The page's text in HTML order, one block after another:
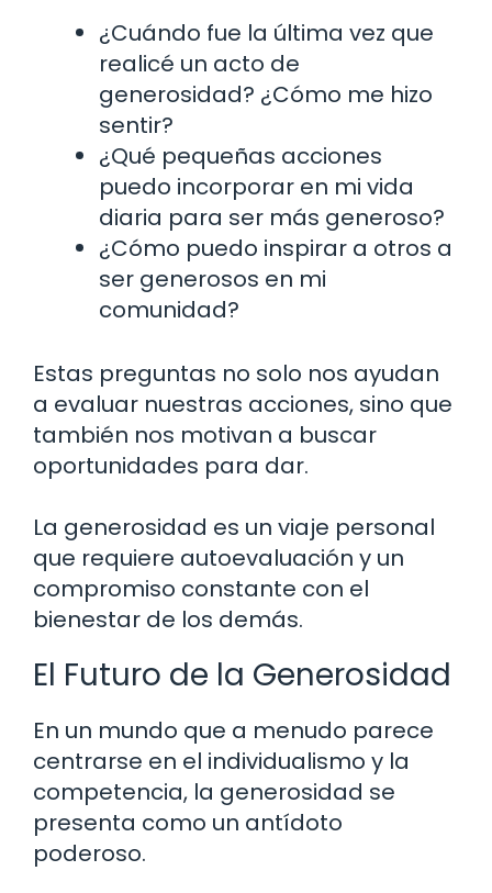
¿Cuándo fue la última vez que
realicé un acto de
generosidad? ¿Cómo me hizo
sentir?
¿Qué pequeñas acciones
puedo incorporar en mi vida
diaria para ser más generoso?
¿Cómo puedo inspirar a otros a
ser generosos en mi
comunidad?
Estas preguntas no solo nos ayudan
a evaluar nuestras acciones, sino que
también nos motivan a buscar
oportunidades para dar.
La generosidad es un viaje personal
que requiere autoevaluación y un
compromiso constante con el
bienestar de los demás.
El Futuro de la Generosidad
En un mundo que a menudo parece
centrarse en el individualismo y la
competencia, la generosidad se
presenta como un antídoto
poderoso.